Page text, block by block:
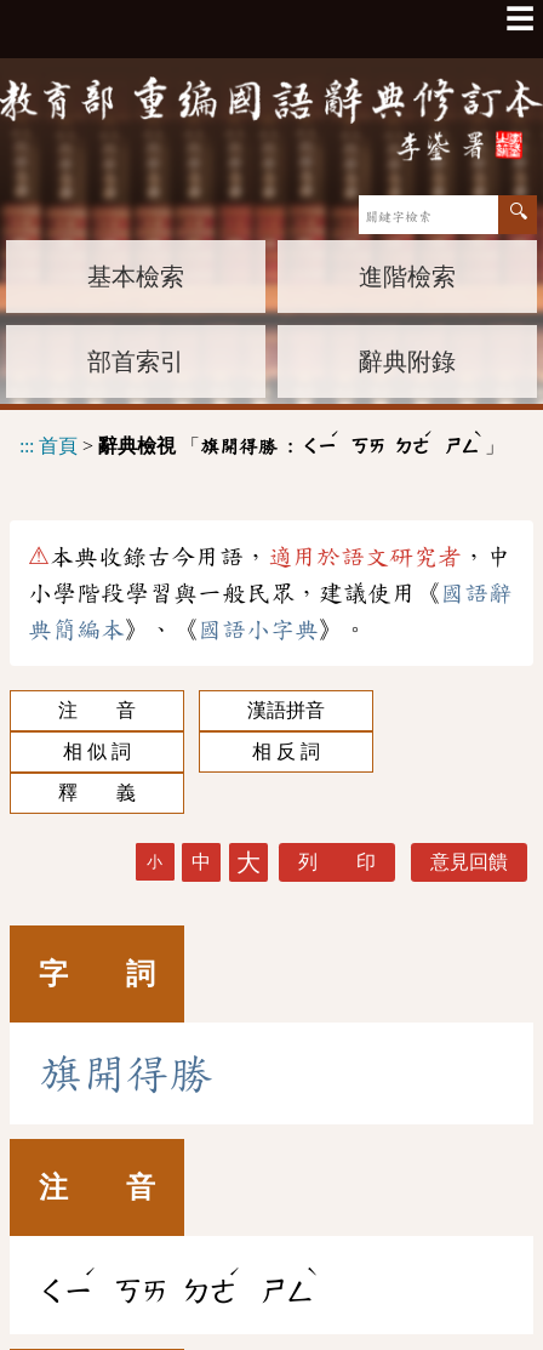
☰
基本檢索 進階檢索
部首索引 辭典附錄
::: 首頁 > 辭典檢視「 旗開得勝 : ㄑㄧ
ˊ
ㄎㄞ ㄉㄜ
ˊ
ㄕㄥ
ˋ
」
⚠本典收錄古今用語， 適用於語文研究者 ，中
小學階段學習與一般民眾，建議使用《 國語辭
典簡編本》、《 國語小字典》。
注 音
漢語拼音
相 似 詞
相 反 詞
釋 義
小 中 大 列 印 意見回饋
字 詞
旗開得勝
注 音
ㄑㄧ
ˊ
ㄎㄞ ㄉㄜ
ˊ
ㄕㄥ
ˋ